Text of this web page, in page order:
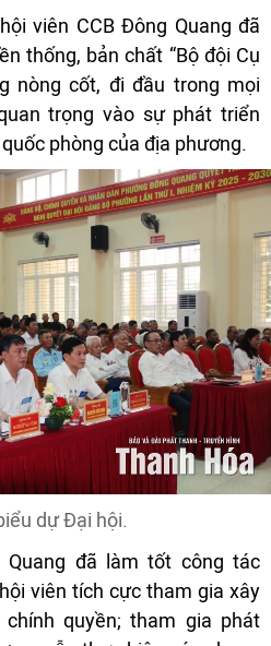
viên CCB Đông Quang đã
thống, bản chất “Bộ đội Cụ
nòng cốt, đi đầu trong mọi
trọng vào sự phát triển
phòng của địa phương.
dự Đại hội.
Quang đã làm tốt công tác
viên tích cực tham gia xây
quyền; tham gia phát